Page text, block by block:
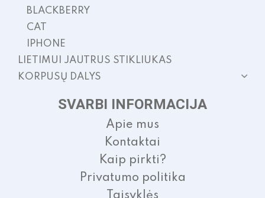
BLACKBERRY
CAT
IPHONE
LIETIMUI JAUTRUS STIKLIUKAS
KORPUSŲ DALYS
SVARBI INFORMACIJA
Apie mus
Kontaktai
Kaip pirkti?
Privatumo politika